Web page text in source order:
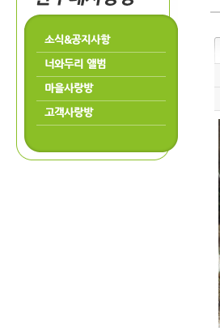
소식&공지사항
너와두리 앨범
마을사랑방
고객사랑방